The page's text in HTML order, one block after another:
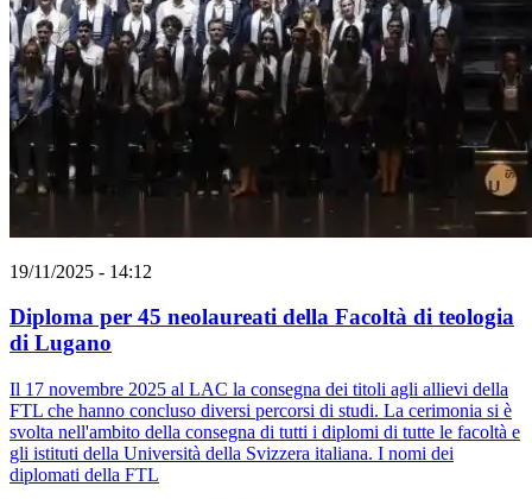
19/11/2025 - 14:12
Diploma per 45 neolaureati della Facoltà di teologia
di Lugano
Il 17 novembre 2025 al LAC la consegna dei titoli agli allievi della
FTL che hanno concluso diversi percorsi di studi. La cerimonia si è
svolta nell'ambito della consegna di tutti i diplomi di tutte le facoltà e
gli istituti della Università della Svizzera italiana. I nomi dei
diplomati della FTL